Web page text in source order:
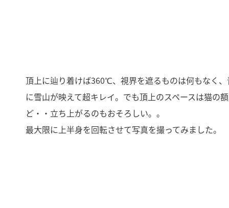
頂上に辿り着けば360℃、視界を遮るものは何もなく
に雪山が映えて超キレイ。でも頂上のスペースは猫の
ど・・立ち上がるのもおそろしい。。
最大限に上半身を回転させて写真を撮ってみました。